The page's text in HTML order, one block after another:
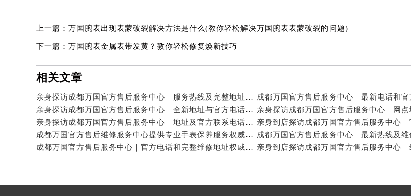
上一篇： 万国腕表出现表蒙破裂解决方法是什么(教你轻松解决万国腕表表蒙破裂的问题)
下一篇： 万国腕表金属表带发黄？教你轻松修复焕新技巧
相关文章
亲身探访成都万国官方售后服务中心｜服务热线及完整地址（2026年7月最新）
亲身探访成都万国官方售后服务中心｜全新地址与官方电话（2026年7月最新）
亲身探访成都万国官方售后服务中心｜地址及官方联系电话（2026年7月最新）
成都万国官方售后维修服务中心提供专业手表保养服务权威公示（2026年7月最新）
成都万国官方售后服务中心｜官方电话和完整维修地址权威信息公示（2026年7月最新）